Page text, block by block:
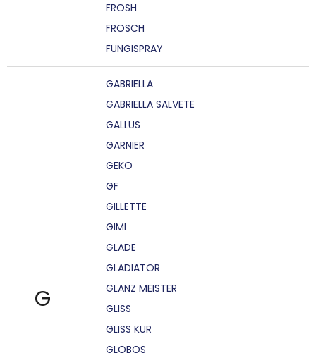
FROSH
FROSCH
FUNGISPRAY
G
GABRIELLA
GABRIELLA SALVETE
GALLUS
GARNIER
GEKO
GF
GILLETTE
GIMI
GLADE
GLADIATOR
GLANZ MEISTER
GLISS
GLISS KUR
GLOBOS